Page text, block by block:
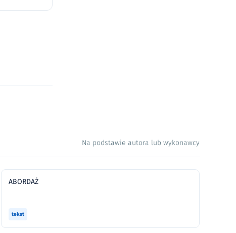
Na podstawie autora lub wykonawcy
ABORDAŻ
tekst